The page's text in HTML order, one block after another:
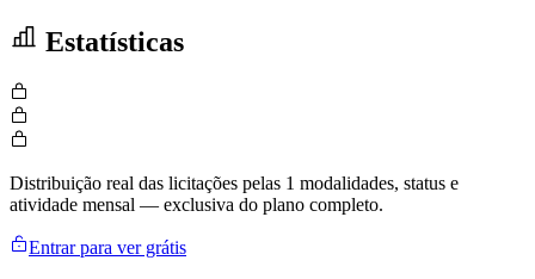
Estatísticas
Distribuição real das licitações pelas 1 modalidades, status e
atividade mensal — exclusiva do plano completo.
Entrar para ver grátis